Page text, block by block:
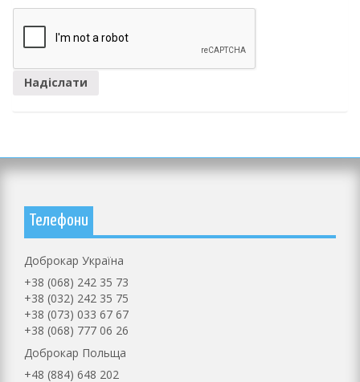
Телефони
Доброкар Україна
+38 (068) 242 35 73
+38 (032) 242 35 75
+38 (073) 033 67 67
+38 (068) 777 06 26
Доброкар Польща
+48 (884) 648 202